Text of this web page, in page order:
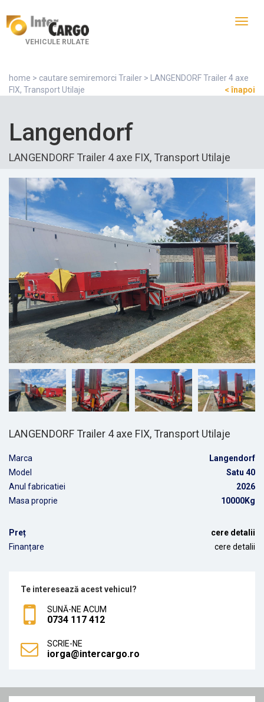
VEHICULE RULATE
home > cautare semiremorci Trailer > LANGENDORF Trailer 4 axe
FIX, Transport Utilaje
< înapoi
Langendorf
LANGENDORF Trailer 4 axe FIX, Transport Utilaje
LANGENDORF Trailer 4 axe FIX, Transport Utilaje
Marca
Langendorf
Model
Satu 40
Anul fabricatiei
2026
Masa proprie
10000Kg
Preț
cere detalii
Finanțare
cere detalii
Te interesează acest vehicul?
SUNĂ-NE ACUM
0734 117 412
SCRIE-NE
iorga@intercargo.ro